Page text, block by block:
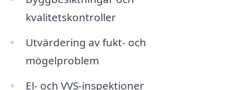
kvalitetskontroller
Utvärdering av fukt- och
mögelproblem
El- och VVS-inspektioner